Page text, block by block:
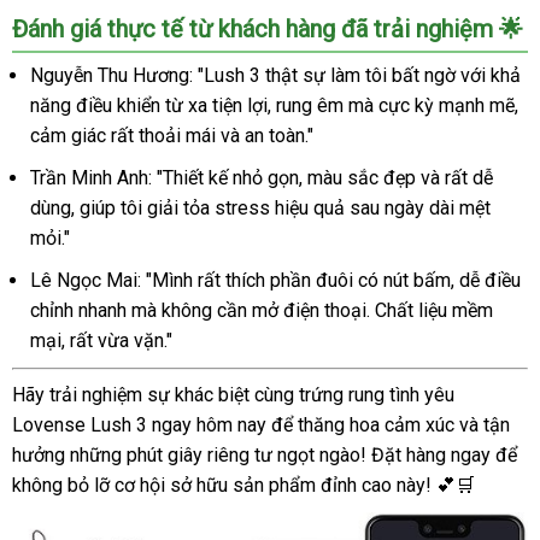
Đánh giá thực tế từ khách hàng đã trải nghiệm 🌟
Nguyễn Thu Hương: "Lush 3 thật sự làm tôi bất ngờ với khả
năng điều khiển từ xa tiện lợi, rung êm mà cực kỳ mạnh mẽ,
cảm giác rất thoải mái và an toàn."
Trần Minh Anh: "Thiết kế nhỏ gọn, màu sắc đẹp và rất dễ
dùng, giúp tôi giải tỏa stress hiệu quả sau ngày dài mệt
mỏi."
Lê Ngọc Mai: "Mình rất thích phần đuôi có nút bấm, dễ điều
chỉnh nhanh mà không cần mở điện thoại. Chất liệu mềm
mại, rất vừa vặn."
Hãy trải nghiệm sự khác biệt cùng trứng rung tình yêu
Lovense Lush 3 ngay hôm nay để thăng hoa cảm xúc và tận
hưởng những phút giây riêng tư ngọt ngào! Đặt hàng ngay để
không bỏ lỡ cơ hội sở hữu sản phẩm đỉnh cao này! 💕🛒